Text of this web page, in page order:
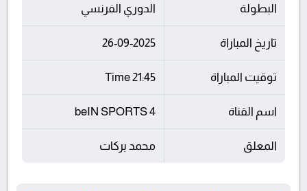
البطولة الدوري الفرنسي
تاريخ المباراة 26-09-2025
توقيت المباراة 21:45 Time
اسم القناة beIN SPORTS 4
المعلق محمد بركات